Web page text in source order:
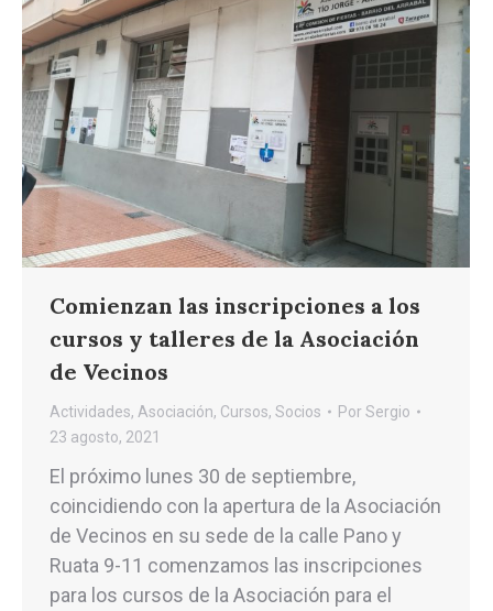
Comienzan las inscripciones a los
cursos y talleres de la Asociación
de Vecinos
Actividades, Asociación, Cursos, Socios PorSergio
23 agosto, 2021
El próximo lunes 30 de septiembre,
coincidiendo con la apertura de la Asociación
de Vecinos en su sede de la calle Pano y
Ruata 9-11 comenzamos las inscripciones
para los cursos de la Asociación para el